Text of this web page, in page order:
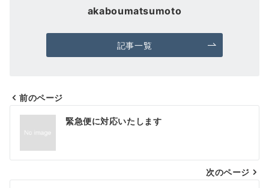
akaboumatsumoto
記事一覧
投
ナ
ビ
前のページ
緊急便に対応いたします
次のページ